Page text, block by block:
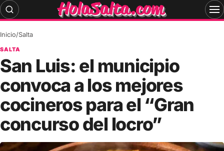
Skip
to
Inicio/Salta
SALTA
San Luis: el municipio
convoca a los mejores
cocineros para el “Gran
concurso del locro”